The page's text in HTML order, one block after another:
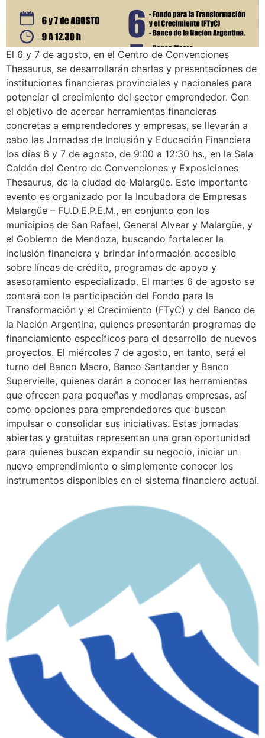
El 6 y 7 de agosto, en el Centro de Convenciones
Thesaurus, se desarrollarán charlas y presentaciones de
instituciones financieras provinciales y nacionales para
potenciar el crecimiento del sector emprendedor. Con
el objetivo de acercar herramientas financieras
concretas a emprendedores y empresas, se llevarán a
cabo las Jornadas de Inclusión y Educación Financiera
los días 6 y 7 de agosto, de 9:00 a 12:30 hs., en la Sala
Caldén del Centro de Convenciones y Exposiciones
Thesaurus, de la ciudad de Malargüe. Este importante
evento es organizado por la Incubadora de Empresas
Malargüe – FU.D.E.P.E.M., en conjunto con los
municipios de San Rafael, General Alvear y Malargüe, y
el Gobierno de Mendoza, buscando fortalecer la
inclusión financiera y brindar información accesible
sobre líneas de crédito, programas de apoyo y
asesoramiento especializado. El martes 6 de agosto se
contará con la participación del Fondo para la
Transformación y el Crecimiento (FTyC) y del Banco de
la Nación Argentina, quienes presentarán programas de
financiamiento específicos para el desarrollo de nuevos
proyectos. El miércoles 7 de agosto, en tanto, será el
turno del Banco Macro, Banco Santander y Banco
Supervielle, quienes darán a conocer las herramientas
que ofrecen para pequeñas y medianas empresas, así
como opciones para emprendedores que buscan
impulsar o consolidar sus iniciativas. Estas jornadas
abiertas y gratuitas representan una gran oportunidad
para quienes buscan expandir su negocio, iniciar un
nuevo emprendimiento o simplemente conocer los
instrumentos disponibles en el sistema financiero actual.